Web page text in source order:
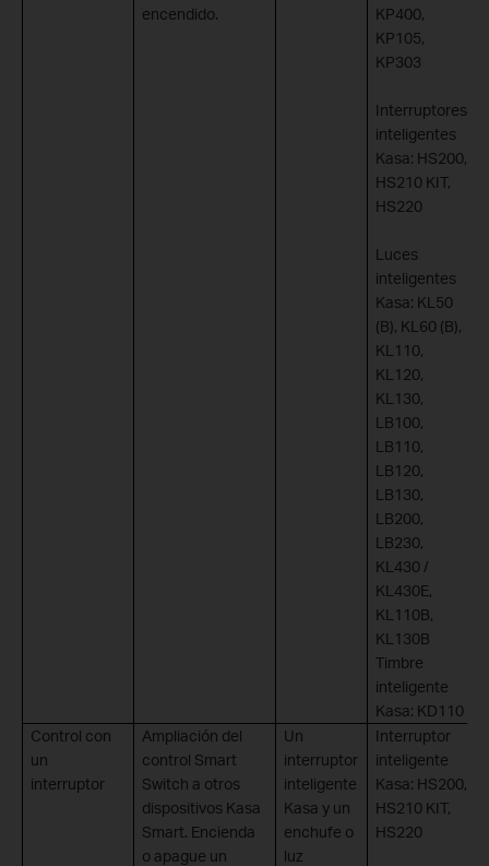
encendido.
KP400,
KP105,
KP303
Interruptores
inteligentes
Kasa: HS200,
HS210 KIT,
HS220
Luces
inteligentes
Kasa: KL50
(B), KL60 (B),
KL110,
KL120,
KL130,
LB100,
LB110,
LB120,
LB130,
LB200,
LB230,
KL430 /
KL430E,
KL110B,
KL130B
Timbre
inteligente
Kasa: KD110
Control con
un
interruptor
Ampliación del
control Smart
Switch a otros
dispositivos Kasa
Smart. Encienda
o apague un
Un
interruptor
inteligente
Kasa y un
enchufe o
luz
Interruptor
inteligente
Kasa: HS200,
HS210 KIT,
HS220